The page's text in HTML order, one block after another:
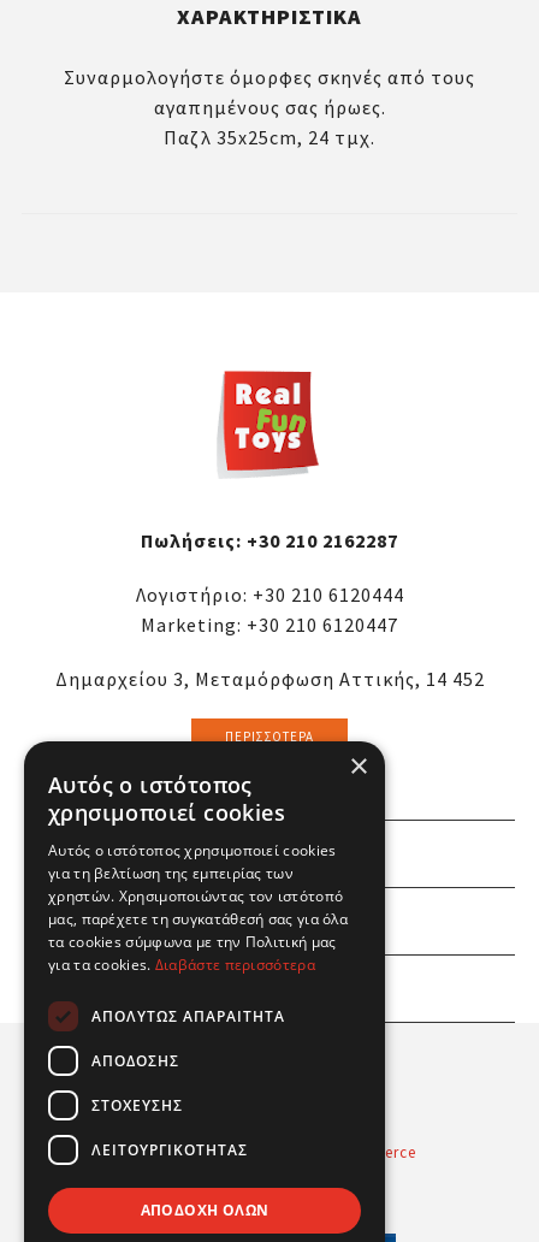
ΧΑΡΑΚΤΗΡΙΣΤΙΚΆ
Συναρμολογήστε όμορφες σκηνές από τους
αγαπημένους σας ήρωες.
Παζλ 35x25cm, 24 τμχ.
Πωλήσεις: +30 210 2162287
Λογιστήριο: +30 210 6120444
Marketing: +30 210 6120447
Δημαρχείου 3, Μεταμόρφωση Αττικής, 14 452
ΠΕΡΙΣΣΌΤΕΡΑ
ΕΜΕΙΣ
ΕΣΕΙΣ
Powered byRadicode
nopCommerce
×
Αυτός ο ιστότοπος
χρησιμοποιεί cookies
Αυτός ο ιστότοπος χρησιμοποιεί cookies
για τη βελτίωση της εμπειρίας των
χρηστών. Χρησιμοποιώντας τον ιστότοπό
μας, παρέχετε τη συγκατάθεσή σας για όλα
τα cookies σύμφωνα με την Πολιτική μας
για τα cookies. Διαβάστε περισσότερα
ΑΠΟΛΎΤΩΣ ΑΠΑΡΑΊΤΗΤΑ
ΑΠΌΔΟΣΗΣ
ΣΤΌΧΕΥΣΗΣ
ΛΕΙΤΟΥΡΓΙΚΌΤΗΤΑΣ
ΑΠΟΔΟΧΉ ΌΛΩΝ